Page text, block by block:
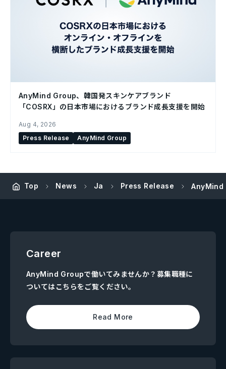
AnyMind Group、韓国発スキンケアブランド
「COSRX」の日本市場におけるブランド成長支援を開始
Aug 4, 2026
Press Release
AnyMind Group
Top News Ja Press Release AnyMind
Career
AnyMind Groupで働いてみませんか？募集職種に
ついてはこちらをご覧ください。
Read More